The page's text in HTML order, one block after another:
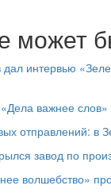
может
интервью
важнее
отправлений: в
завод по
волшебство»